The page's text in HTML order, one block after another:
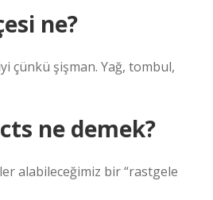
ne?
çünkü şişman. Yağ, tombul,
ne demek?
alabileceğimiz bir “rastgele